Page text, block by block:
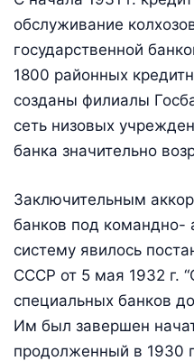
обслуживание
государственной
1800 районных
созданы филиалы
сеть низовых
банка значительно
Заключительным
банков под командно-
систему явилось
СССР от 5 мая 1932 г.
специальных банков
Им был завершен
продолженный в 1930